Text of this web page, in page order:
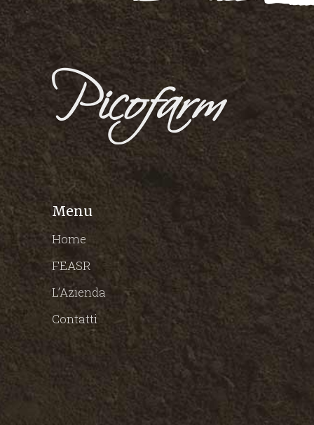
Menu
Home
FEASR
L’Azienda
Contatti